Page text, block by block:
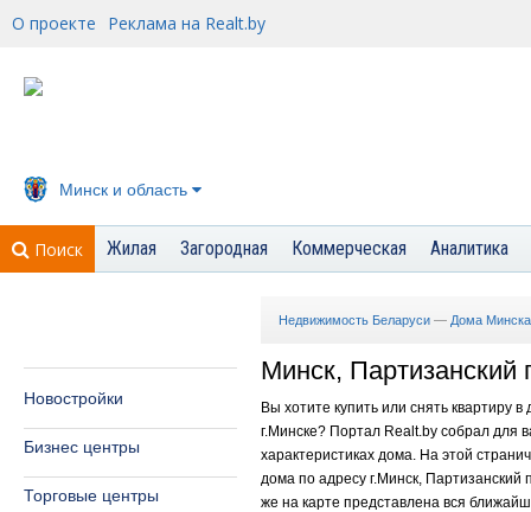
О проекте Реклама на Realt.by
Минск и область
Поиск Жилая Загородная Коммерческая Аналитика
Новостройки
Бизнес центры
Торговые центры
Недвижимость Беларуси — Дома Минска
Минск, Партизанский
Вы хотите купить или снять квартиру
г.Минске? Портал Realt.by собрал
характеристиках дома. На этой
дома по адресу г.Минск, Партизанский
же на карте представлена вся